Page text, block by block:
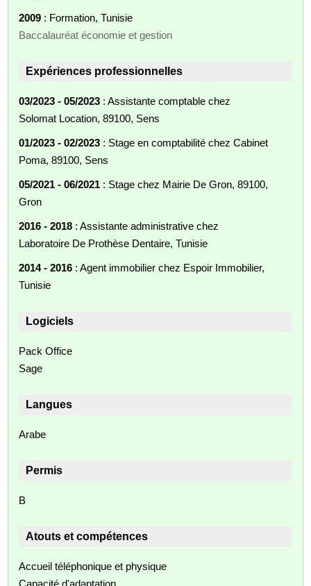
2009 : Formation, Tunisie
Baccalauréat économie et gestion
Expériences professionnelles
03/2023 - 05/2023 : Assistante comptable chez
Solomat Location, 89100, Sens
01/2023 - 02/2023 : Stage en comptabilité chez Cabinet
Poma, 89100, Sens
05/2021 - 06/2021 : Stage chez Mairie De Gron, 89100,
Gron
2016 - 2018 : Assistante administrative chez
Laboratoire De Prothèse Dentaire, Tunisie
2014 - 2016 : Agent immobilier chez Espoir Immobilier,
Tunisie
Logiciels
Pack Office
Sage
Langues
Arabe
Permis
B
Atouts et compétences
Accueil téléphonique et physique
Capacité d'adaptation